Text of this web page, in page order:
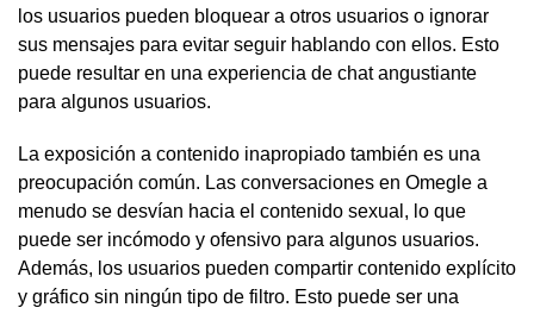
los usuarios pueden bloquear a otros usuarios o ignorar
sus mensajes para evitar seguir hablando con ellos. Esto
puede resultar en una experiencia de chat angustiante
para algunos usuarios.
La exposición a contenido inapropiado también es una
preocupación común. Las conversaciones en Omegle a
menudo se desvían hacia el contenido sexual, lo que
puede ser incómodo y ofensivo para algunos usuarios.
Además, los usuarios pueden compartir contenido explícito
y gráfico sin ningún tipo de filtro. Esto puede ser una